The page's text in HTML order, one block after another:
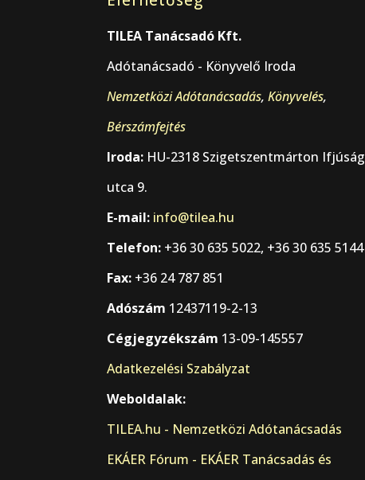
TILEA Tanácsadó Kft.
Adótanácsadó - Könyvelő Iroda
Nemzetközi Adótanácsadás,Könyvelés,
Bérszámfejtés
Iroda: HU-2318 Szigetszentmárton Ifjúság
utca 9.
E-mail: info@tilea.hu
Telefon: +36 30 635 5022, +36 30 635 5144
Fax: +36 24 787 851
Adószám 12437119-2-13
Cégjegyzékszám 13-09-145557
Adatkezelési Szabályzat
Weboldalak:
TILEA.hu - Nemzetközi Adótanácsadás
EKÁER Fórum - EKÁER Tanácsadás és